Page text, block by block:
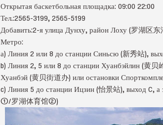
Открытая баскетбольная площадка: 09:00 22:00
Тел.:2565-3199, 2565-5199
Добавить:2-я улица Дунху, район Лоху (罗湖区
Метро:
а) Линия 2 или 8 до станции Синьсю (新秀站),
b) Линия 2, 5 или 8 до станции Хуанбэйлин (黄贝
Хуанбэй (黄贝街道办) или остановки
c) Линия 5 до станции Ицзин (怡景站), выход C, а
①/罗湖体育馆②)